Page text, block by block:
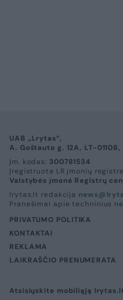
UAB „Lrytas“,
A. Goštauto g. 12A, LT-01108,
Įm. kodas: 300781534
Įregistruota LR įmonių
Valstybės įmonė Registrų
lrytas.lt redakcija
Pranešimai apie techninius
PRIVATUMO POLITIKA
KONTAKTAI
REKLAMA
LAIKRAŠČIO PRENUMERATA
Atsisiųskite mobiliąją